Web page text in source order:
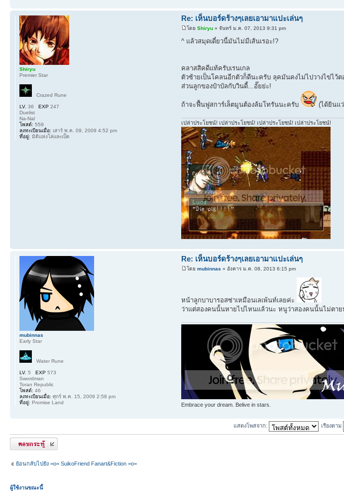
Re: เห็นบอร์ดร้างๆเลยเอามาแปะเล่นๆ
โดย Shiryu» จันทร์ ม.ค. 07, 2013 9:31 pm
^ แล้วสมุดเดี๋ยวนี้มันไม่มีเส้นเรอะ!?
คลาสสิคดีแท้ครับเรนเกล
ตัวซ้ายเป็นโคลนอีกตัวก็ดีนะครับ ลุคมันคงไม่ไปวางไข่ไว้
ส่วนลูกของป๋าบัลกับวินดี้...อั๊ยย่ะ!
ถ้าจะฟื้นฟูสการ์เล็ตมูนต้องล้มโทรันนะครับ (ได้ยินแว่
เปล่าประโยชน์! เปล่าประโยชน์! เปล่าประโยชน์! เปล่าประโยชน์!
Shiryu
Premier Star
Crazed Rune
LV. 36 EXP 247
Duelist
Na-Nal
โพสต์: 559
ลงทะเบียนเมื่อ: เสาร์ พ.ค. 09, 2009 4:52 pm
ที่อยู่: มิติแห่งโล่และเป็ด
Re: เห็นบอร์ดร้างๆเลยเอามาแปะเล่นๆ
โดย mubinnas » อังคาร ม.ค. 08, 2013 6:15 pm
หน้าลูกบาบารอสซ่าเหมือนเลเพ้นท์เลยค่ะ
ว่าแต่สองคนนั้นหายไปไหนแล้วนะ หนูว่าสองคนนั้นไม่ตา
Embrace your dream. Belive in stars.
mubinnas
Early Star
Water Rune
LV. 5 EXP 573
Swordman
Toran Republic
โพสต์: 46
ลงทะเบียนเมื่อ: ศุกร์ พ.ค. 15, 2009 2:58 pm
ที่อยู่: Promise Land
แสดงโพสจาก: เรียงตาม
ตอบกระทู้
ย้อนกลับไปยัง =o= SuikoFriend Fanart&Fiction =o=
ผู้ใช้งานขณะนี้